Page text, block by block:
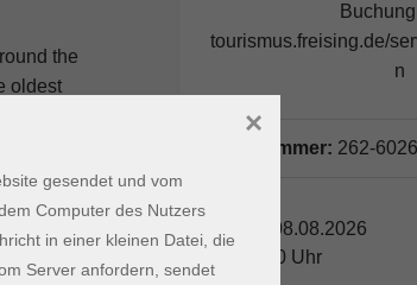
the
oldest
tourismus.freising.de/
n
Kursnummer: 262-6026
Sa. 08.08.2026
10:30 Uhr
gesendet und vom
Computer des Nutzers
in einer kleinen Datei, die
Server anfordern, sendet
×